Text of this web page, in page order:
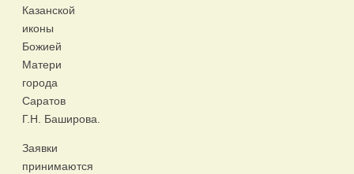
Казанской
иконы
Божией
Матери
города
Саратов
Г.Н. Баширова.
Заявки
принимаются